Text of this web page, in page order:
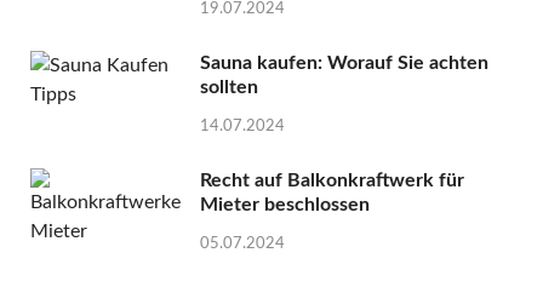
19.07.2024
Sauna kaufen: Worauf Sie achten
sollten
14.07.2024
Recht auf Balkonkraftwerk für
Mieter beschlossen
05.07.2024